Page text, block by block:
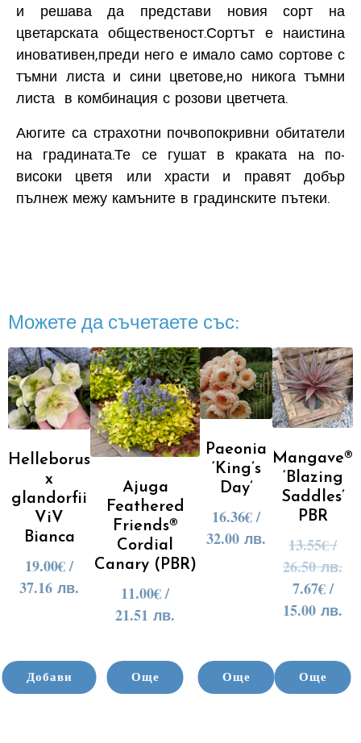
и решава да представи новия сорт на
цветарската общественост.Сортът е наистина
иновативен,преди него е имало само сортове с
тъмни листа и сини цветове,но никога тъмни
листа в комбинация с розови цветчета.
Аюгите са страхотни почвопокривни обитатели
на градината.Те се гушат в краката на по-
високи цветя или храсти и правят добър
пълнеж межу камъните в градинските пътеки.
Можете да съчетаете със:
Helleborus
x
glandorfii
ViV
Bianca
19.00€/
37.16 лв.
Добави
Ajuga
Feathered
Friends®
Cordial
Canary (PBR)
11.00€/
21.51 лв.
Още
Paeonia
‘King’s
Day’
16.36€/
32.00 лв.
Още
Mangave®
‘Blazing
Saddles’
PBR
13.55€/
26.50 лв.
7.67€/
15.00 лв.
Още